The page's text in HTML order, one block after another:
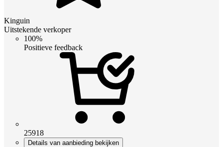
Kinguin
Uitstekende verkoper
100%
Positieve feedback
25918
Details van aanbieding bekijken